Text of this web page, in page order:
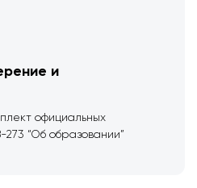
и
официальных
“Об образовании”